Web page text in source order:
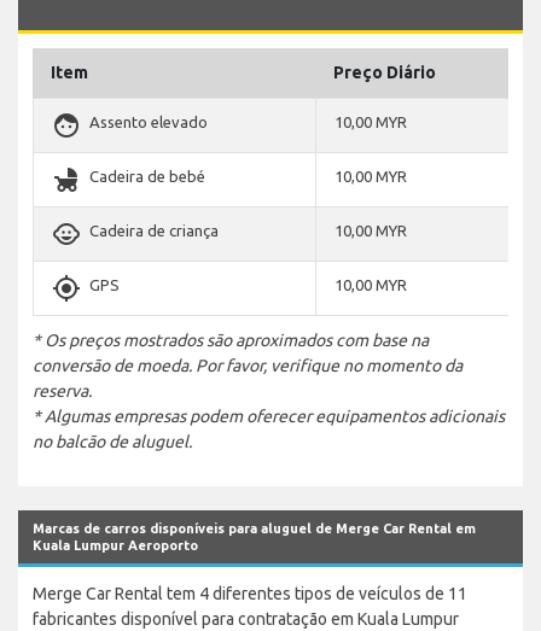
Item Preço Diário
face Assento elevado 10,00 MYR
child_friendly Cadeira de bebé 10,00 MYR
child_care Cadeira de criança 10,00 MYR
gps_fixed GPS 10,00 MYR
* Os preços mostrados são aproximados com base na
conversão de moeda. Por favor, verifique no momento da
reserva.
* Algumas empresas podem oferecer equipamentos adicionais
no balcão de aluguel.
Marcas de carros disponíveis para aluguel de Merge Car Rental em
Kuala Lumpur Aeroporto
Merge Car Rental tem 4 diferentes tipos de veículos de 11
fabricantes disponível para contratação em Kuala Lumpur